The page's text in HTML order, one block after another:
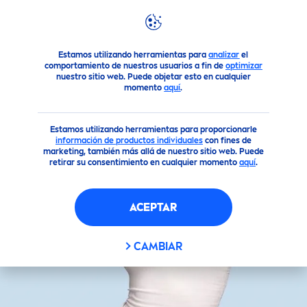
Estamos utilizando herramientas paraanalizar el
comportamiento de nuestros usuarios a fin de optimizar
nuestro sitio web. Puede objetar esto en cualquier
momentoaquí.
Estamos utilizando herramientas para proporcionarle
información de productos individualescon fines de
marketing, también más allá de nuestro sitio web. Puede
retirar su consentimiento en cualquier momento aquí.
ACEPTAR
CAMBIAR
Productos Loción Corporal Cremas Hidratantes
GAMA DE PRODUCTOS
Double Effect
Dry Comfort
Dry Comfort
Invisible Black & White